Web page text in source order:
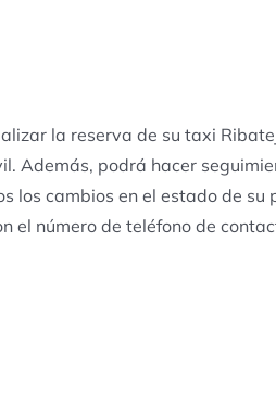
la reserva de su taxi
Además, podrá hacer
los cambios en el estado de
el número de teléfono de